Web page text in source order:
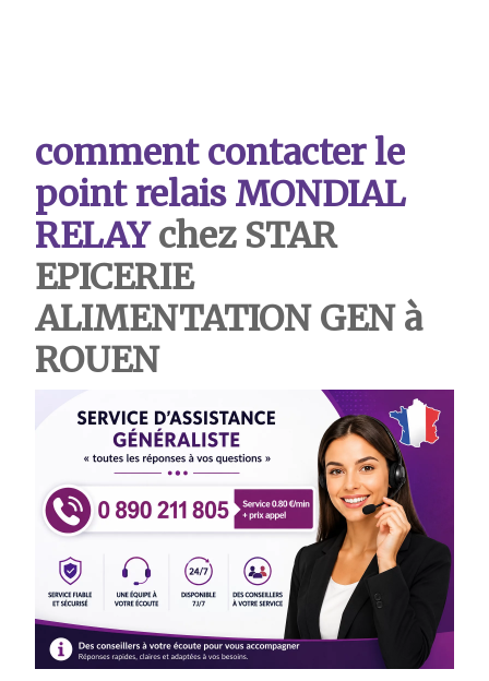
comment contacter le
point relais MONDIAL
RELAYchez STAR
EPICERIE
ALIMENTATION GEN à
ROUEN